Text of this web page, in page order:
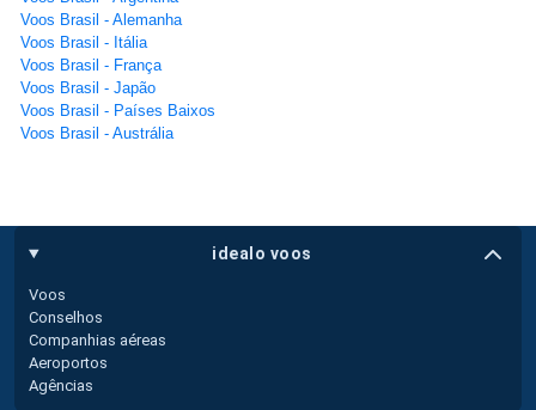
Voos Brasil - Alemanha
Voos Brasil - Itália
Voos Brasil - França
Voos Brasil - Japão
Voos Brasil - Países Baixos
Voos Brasil - Austrália
idealo voos
Voos
Conselhos
Companhias aéreas
Aeroportos
Agências